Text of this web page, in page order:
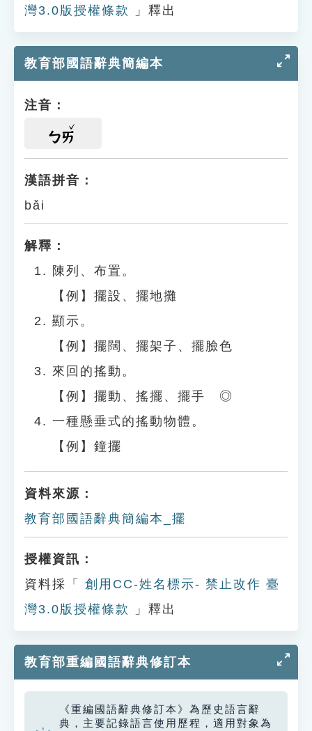
灣3.0版授權條款
」釋出
教育部國語辭典簡編本
注音：
ㄅㄞ
漢語拼音：
bǎi
解釋：
陳列、布置。
【例】擺設、擺地攤
顯示。
【例】擺闊、擺架子、擺臉色
來回的搖動。
【例】擺動、搖擺、擺手 ◎
一種懸垂式的搖動物體。
【例】鐘擺
資料來源：
教育部國語辭典簡編本_擺
授權資訊：
資料採「
創用CC-姓名標示- 禁止改作 臺
灣3.0版授權條款
」釋出
教育部重編國語辭典修訂本
《重編國語辭典修訂本》為歷史語言辭
典，主要記錄語言使用歷程，適用對象為